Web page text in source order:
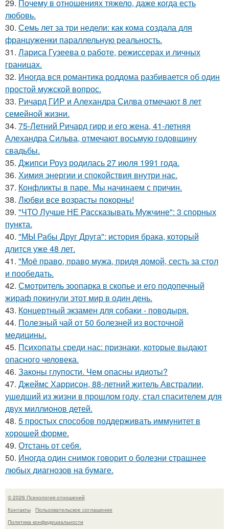
29. Почему в отношениях тяжело, даже когда есть
любовь.
30. Семь лет за три недели: как кома создала для
француженки параллельную реальность.
31. Лариса Гузеева о работе, режиссерах и личных
границах.
32. Иногда вся романтика роддома разбивается об один
простой мужской вопрос.
33. Ричард ГИР и Алехандра Силва отмечают 8 лет
семейной жизни.
34. 75-Летний Ричард гирр и его жена, 41-летняя
Алехандра Сильва, отмечают восьмую годовщину
свадьбы.
35. Джипси Роуз родилась 27 июля 1991 года.
36. Химия энергии и спокойствия внутри нас.
37. Конфликты в паре. Мы начинаем с причин.
38. Любви все возрасты покорны!
39. "ЧТО Лучше НЕ Рассказывать Мужчине": 3 спорных
пункта.
40. "МЫ Рабы Друг Друга": история брака, который
длится уже 48 лет.
41. "Моё право, право мужа, придя домой, сесть за стол
и пообедать.
42. Смотритель зоопарка в скопье и его подопечный
жираф покинули этот мир в один день.
43. Концертный экзамен для собаки - поводыря.
44. Полезный чай от 50 болезней из восточной
медицины.
45. Психопаты среди нас: признаки, которые выдают
опасного человека.
46. Законы глупости. Чем опасны идиоты?
47. Джеймс Харрисон, 88-летний житель Австралии,
ушедший из жизни в прошлом году, стал спасителем для
двух миллионов детей.
48. 5 простых способов поддерживать иммунитет в
хорошей форме.
49. Отстань от себя.
50. Иногда один снимок говорит о болезни страшнее
любых диагнозов на бумаге.
© 2026 Психология отношений
Контакты
Пользовательское соглашение
Политика конфидециальности